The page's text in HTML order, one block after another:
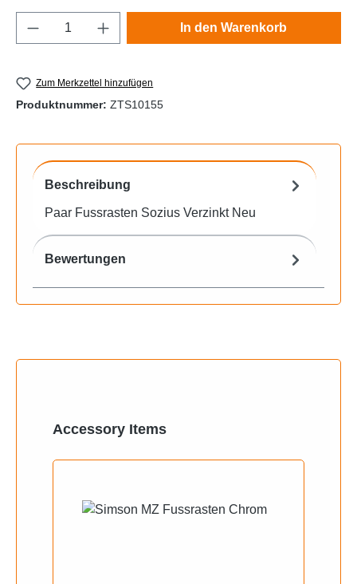
Produkt Anzahl: Gib den gewünschten
In den Warenkorb
Zum Merkzettel hinzufügen
Produktnummer: ZTS10155
Beschreibung
Paar Fussrasten Sozius Verzinkt Neu
Bewertungen
Produktgalerie überspringen
Accessory Items